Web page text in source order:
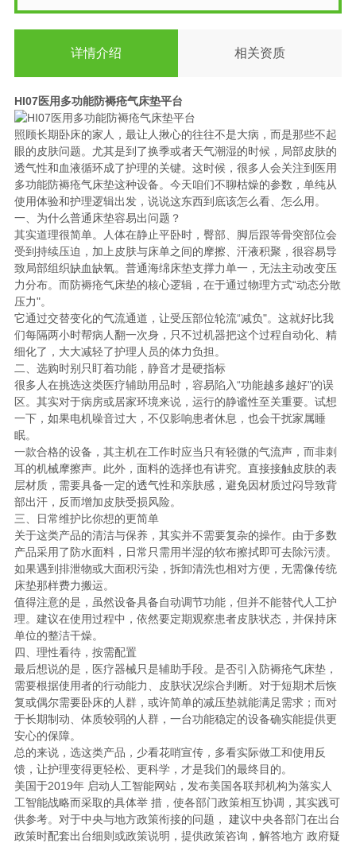
详情介绍 相关资质
HI07医用多功能防褥疮气床垫平台
照顾长期卧床的家人，最让人揪心的往往不是大病，而是那些不起
眼的皮肤问题。尤其是到了换季或者天气潮湿的时候，局部皮肤的
透气性和血液循环成了护理的关键。这时候，很多人会关注到医用
多功能防褥疮气床垫这种设备。今天咱们不聊枯燥的参数，单纯从
使用体验和护理逻辑出发，说说这东西到底该怎么看、怎么用。
一、为什么普通床垫容易出问题？
其实道理很简单。人体在静止平卧时，臀部、脚后跟等骨突部位会
受到持续压迫，加上皮肤与床单之间的摩擦、汗液积聚，很容易导
致局部组织缺血缺氧。普通海绵床垫支撑力单一，无法主动改变压
力分布。而防褥疮气床垫的核心逻辑，在于通过物理方式“动态分散
压力"。
它通过交替变化的气流通道，让受压部位轮流“减负"。这就好比我
们每隔两小时帮病人翻一次身，只不过机器把这个过程自动化、精
细化了，大大减轻了护理人员的体力负担。
二、选购时别只盯着功能，静音才是硬指标
很多人在挑选这类医疗辅助用品时，容易陷入“功能越多越好"的误
区。其实对于病房或居家环境来说，运行的静谧性至关重要。试想
一下，如果电机噪音过大，不仅影响患者休息，也会干扰家属睡
眠。
一款合格的设备，其主机在工作时应当只有轻微的气流声，而非刺
耳的机械摩擦声。此外，面料的选择也有讲究。直接接触皮肤的表
层材质，需要具备一定的透气性和亲肤感，避免因材质过闷导致背
部出汗，反而增加皮肤受损风险。
三、日常维护比你想的更简单
关于这类产品的清洁与保养，其实并不需要复杂的操作。由于多数
产品采用了防水面料，日常只需用半湿的软布擦拭即可去除污渍。
如果遇到排泄物或大面积污染，拆卸清洗也相对方便，无需像传统
床垫那样费力搬运。
值得注意的是，虽然设备具备自动调节功能，但并不能替代人工护
理。建议在使用过程中，依然要定期观察患者皮肤状态，并保持床
单位的整洁干燥。
四、理性看待，按需配置
最后想说的是，医疗器械只是辅助手段。是否引入防褥疮气床垫，
需要根据使用者的行动能力、皮肤状况综合判断。对于短期术后恢
复或偶尔需要卧床的人群，或许简单的减压垫就能满足需求；而对
于长期制动、体质较弱的人群，一台功能稳定的设备确实能提供更
安心的保障。
总的来说，选这类产品，少看花哨宣传，多看实际做工和使用反
馈，让护理变得更轻松、更科学，才是我们的最终目的。
美国于2019年 启动人工智能网站，发布美国各联邦机构为落实人
工智能战略而采取的具体举 措，使各部门政策相互协调，其实践可
供参考。对于中央与地方政策衔接的问题， 建议中央各部门在出台
政策时配套出台细则或政策说明，提供政策咨询，解答地方 政府疑